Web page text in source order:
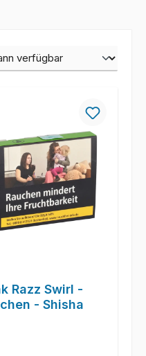
Razz Swirl -
- Shisha